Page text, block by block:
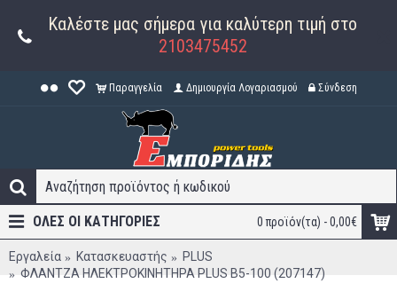
Καλέστε μας σήμερα για καλύτερη τιμή στο
2103475452
Παραγγελία Δημιουργία Λογαριασμού Σύνδεση
0 προϊόν(τα) - 0,00€
ΟΛΕΣ ΟΙ ΚΑΤΗΓΟΡΊΕΣ
Εργαλεία Κατασκευαστής
PLUS
ΦΛΑΝΤΖΑ ΗΛΕΚΤΡΟΚΙΝΗΤΗΡΑ PLUS B5-100 (207147)